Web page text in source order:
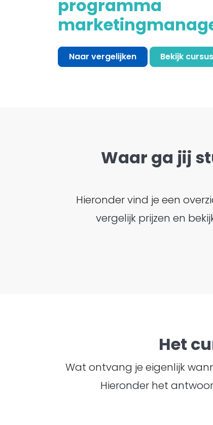
programma
Naar vergelijken Bekijk
Waar ga jij
Hieronder vind je een
vergelijk prijzen en
Het
Wat ontvang je eigenlijk
Hieronder het